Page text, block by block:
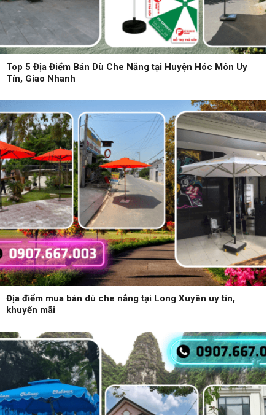
Top 5 Địa Điểm Bán Dù Che Nắng tại Huyện Hóc Môn Uy
Tín, Giao Nhanh
Địa điểm mua bán dù che nắng tại Long Xuyên uy tín,
khuyến mãi